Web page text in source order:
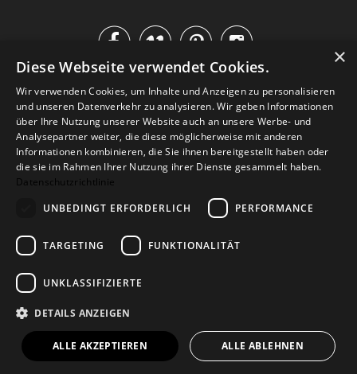

IM KATALOG BLÄTTERN
Versand Zahlarten
Retoure
Widerrufsformular
© 2026Baltic Design Shop. Baltic Design Shop
×
Diese Webseite verwendet Cookies.
Wir verwenden Cookies, um Inhalte und Anzeigen zu personalisieren
und unseren Datenverkehr zu analysieren. Wir geben Informationen
über Ihre Nutzung unserer Website auch an unsere Werbe- und
Analysepartner weiter, die diese möglicherweise mit anderen
Informationen kombinieren, die Sie ihnen bereitgestellt haben oder
die sie im Rahmen Ihrer Nutzung ihrer Dienste gesammelt haben.
Datenschutzrichtlinie
UNBEDINGT ERFORDERLICH
PERFORMANCE
TARGETING FUNKTIONALITÄT
UNKLASSIFIZIERTE
DETAILS ANZEIGEN
ALLE AKZEPTIEREN ALLE ABLEHNEN